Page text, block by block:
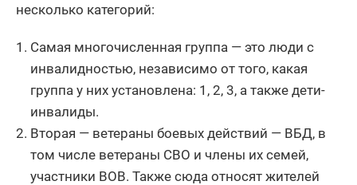
несколько категорий:
Самая многочисленная группа — это люди с
инвалидностью, независимо от того, какая
группа у них установлена: 1, 2, 3, а также дети-
инвалиды.
Вторая — ветераны боевых действий — ВБД, в
том числе ветераны СВО и члены их семей,
участники ВОВ. Также сюда относят жителей